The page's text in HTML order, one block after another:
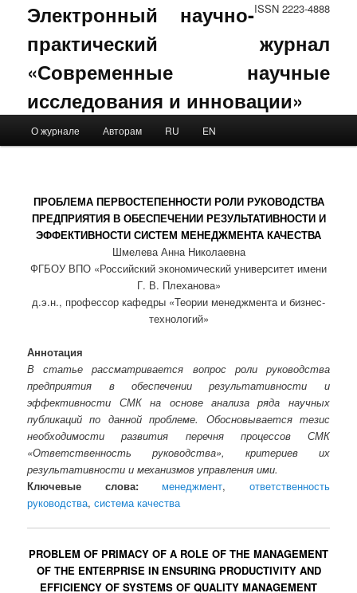
ISSN 2223-4888
Электронный научно-
практический журнал
«Современные научные
исследования и инновации»
Skip to primary content
Skip to secondary content
О журнале Авторам RU EN
ПРОБЛЕМА ПЕРВОСТЕПЕННОСТИ РОЛИ РУКОВОДСТВА
ПРЕДПРИЯТИЯ В ОБЕСПЕЧЕНИИ РЕЗУЛЬТАТИВНОСТИ И
ЭФФЕКТИВНОСТИ СИСТЕМ МЕНЕДЖМЕНТА КАЧЕСТВА
Шмелева Анна Николаевна
ФГБОУ ВПО «Российский экономический университет имени
Г. В. Плеханова»
д.э.н., профессор кафедры «Теории менеджмента и бизнес-
технологий»
Аннотация
В статье рассматривается вопрос роли руководства
предприятия в обеспечении результативности и
эффективности СМК на основе анализа ряда научных
публикаций по данной проблеме. Обосновывается тезис
необходимости развития перечня процессов СМК
«Ответственность руководства», критериев их
результативности и механизмов управления ими.
Ключевые слова:
менеджмент, ответственность
руководства,система качества
PROBLEM OF PRIMACY OF A ROLE OF THE MANAGEMENT
OF THE ENTERPRISE IN ENSURING PRODUCTIVITY AND
EFFICIENCY OF SYSTEMS OF QUALITY MANAGEMENT